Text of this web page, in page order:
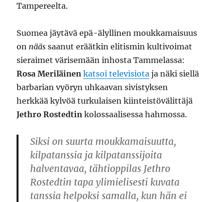
Tampereelta.
Suomea jäytävä epä-älyllinen moukkamaisuus
on nääs saanut eräätkin elitismin kultivoimat
sieraimet värisemään inhosta Tammelassa:
Rosa Meriläinenkatsoi televisiota ja näki siellä
barbarian vyöryn uhkaavan sivistyksen
herkkää kylvöä turkulaisen kiinteistövälittäjä
Jethro Rostedtin kolossaalisessa hahmossa.
Siksi on suurta moukkamaisuutta,
kilpatanssia ja kilpatanssijoita
halventavaa, tähtioppilas Jethro
Rostedtin tapa ylimielisesti kuvata
tanssia helpoksi samalla, kun hän ei